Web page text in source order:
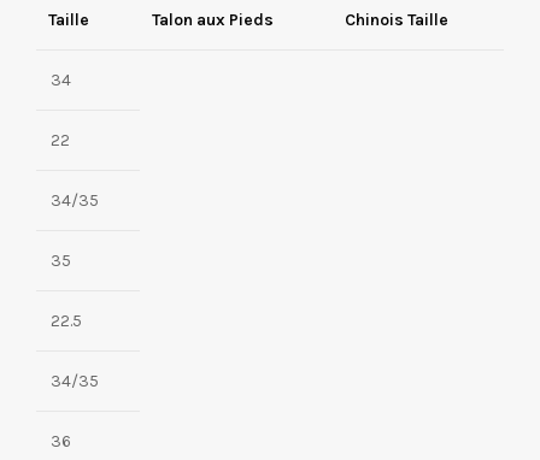
Taille Talon aux Pieds Chinois Taille
34
22
34/35
35
22.5
34/35
36